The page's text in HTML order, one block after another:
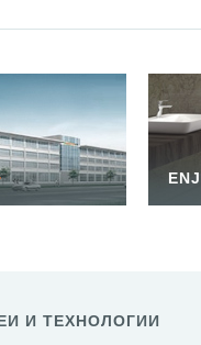
И ТЕХНОЛОГИИ